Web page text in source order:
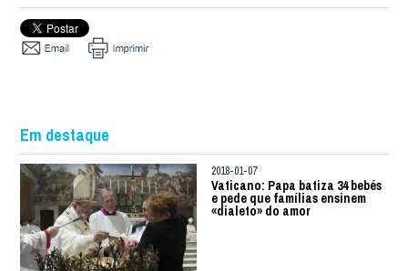
Em destaque
2018-01-07
Vaticano: Papa batiza 34 bebés
e pede que famílias ensinem
«dialeto» do amor